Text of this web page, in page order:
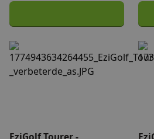
EziGolf Tourer - verbeterde